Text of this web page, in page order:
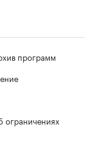
программ